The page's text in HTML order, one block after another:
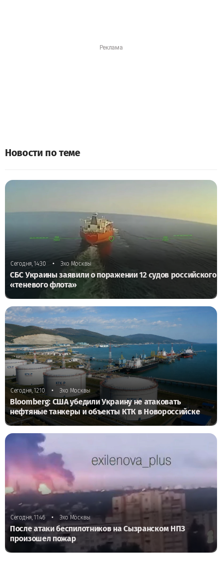
Новости по теме
Сегодня, 14:30 • Эхо Москвы
СБС Украины заявили о поражении 12 судов российского
«теневого флота»
Сегодня, 12:10 • Эхо Москвы
Bloomberg: США убедили Украину не атаковать
нефтяные танкеры и объекты КТК в Новороссийске
Сегодня, 11:46 • Эхо Москвы
После атаки беспилотников на Сызранском НПЗ
произошел пожар